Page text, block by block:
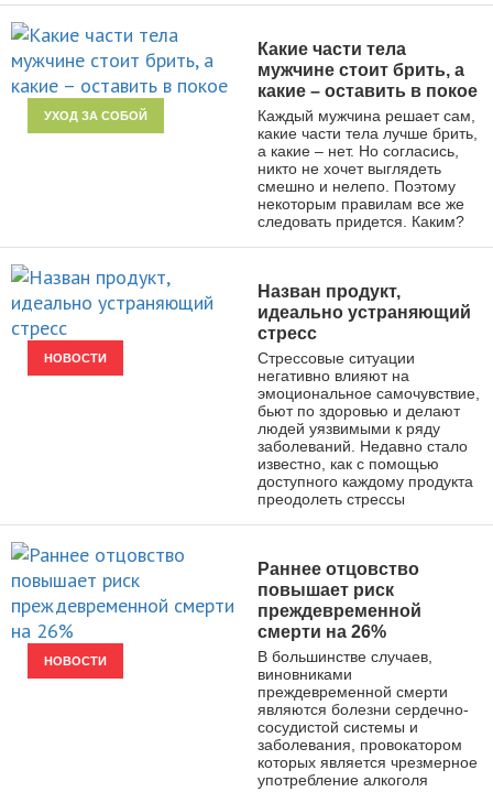
УХОД ЗА СОБОЙ
Какие части тела
мужчине стоит брить, а
какие – оставить в покое
Каждый мужчина решает сам,
какие части тела лучше брить,
а какие – нет. Но согласись,
никто не хочет выглядеть
смешно и нелепо. Поэтому
некоторым правилам все же
следовать придется. Каким?
НОВОСТИ
Назван продукт,
идеально устраняющий
стресс
Стрессовые ситуации
негативно влияют на
эмоциональное самочувствие,
бьют по здоровью и делают
людей уязвимыми к ряду
заболеваний. Недавно стало
известно, как с помощью
доступного каждому продукта
преодолеть стрессы
НОВОСТИ
Раннее отцовство
повышает риск
преждевременной
смерти на 26%
В большинстве случаев,
виновниками
преждевременной смерти
являются болезни сердечно-
сосудистой системы и
заболевания, провокатором
которых является чрезмерное
употребление алкоголя